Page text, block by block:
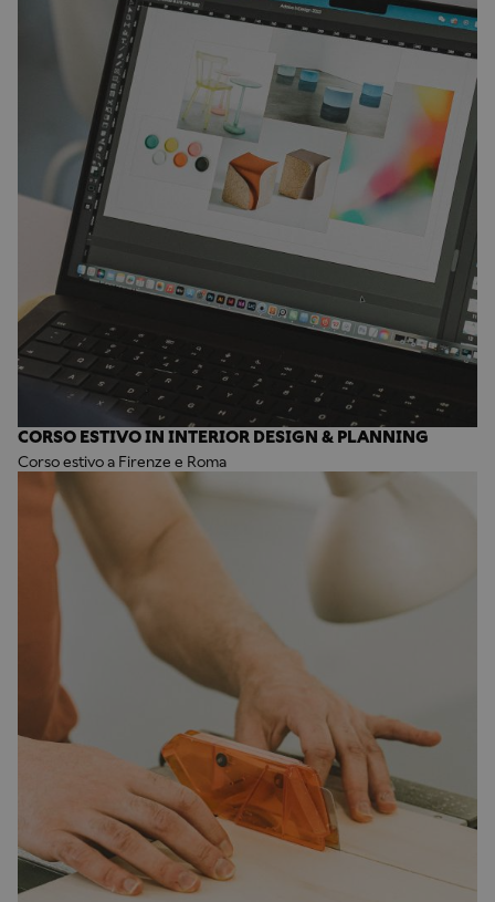
CORSO ESTIVO IN INTERIOR DESIGN & PLANNING
Corso estivo a Firenze e Roma